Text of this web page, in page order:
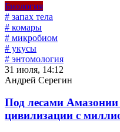
Биология
# запах тела
# комары
# микробиом
# укусы
# энтомология
31 июля, 14:12
Андрей Серегин
Под лесами
цивилизации с